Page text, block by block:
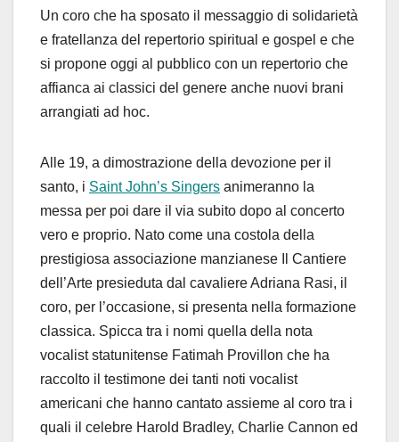
Un coro che ha sposato il messaggio di solidarietà
e fratellanza del repertorio spiritual e gospel e che
si propone oggi al pubblico con un repertorio che
affianca ai classici del genere anche nuovi brani
arrangiati ad hoc.
Alle 19, a dimostrazione della devozione per il
santo, i Saint John’s Singers animeranno la
messa per poi dare il via subito dopo al concerto
vero e proprio. Nato come una costola della
prestigiosa associazione manzianese Il Cantiere
dell’Arte presieduta dal cavaliere Adriana Rasi, il
coro, per l’occasione, si presenta nella formazione
classica. Spicca tra i nomi quella della nota
vocalist statunitense Fatimah Provillon che ha
raccolto il testimone dei tanti noti vocalist
americani che hanno cantato assieme al coro tra i
quali il celebre Harold Bradley, Charlie Cannon ed